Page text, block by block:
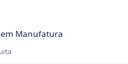
em Manufatura